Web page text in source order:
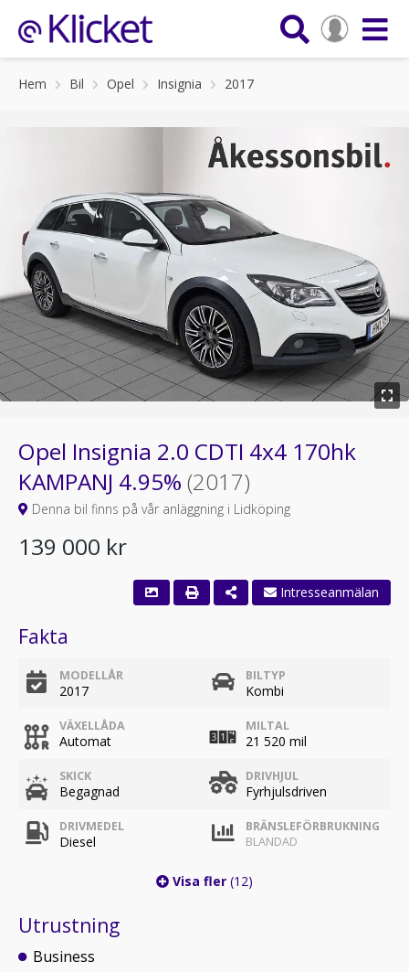
Hem Bil Opel Insignia 2017
Opel Insignia 2.0 CDTI 4x4 170hk
KAMPANJ 4.95% (2017)
Denna bil finns på vår anläggning i Lidköping
139 000 kr
Intresseanmälan
Fakta
MODELLÅR
2017
BILTYP
Kombi
VÄXELLÅDA
Automat
MILTAL
21 520 mil
SKICK
Begagnad
DRIVHJUL
Fyrhjulsdriven
DRIVMEDEL
Diesel
BRÄNSLEFÖRBRUKNING
BLANDAD
Visa fler (12)
Utrustning
Business